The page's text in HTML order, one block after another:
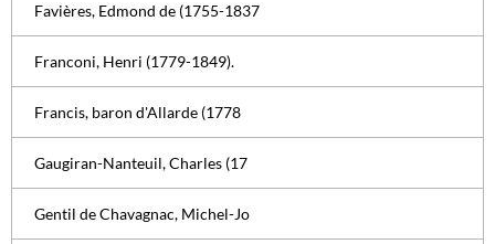
Favières, Edmond de (1755-1837
Franconi, Henri (1779-1849).
Francis, baron d'Allarde (1778
Gaugiran-Nanteuil, Charles (17
Gentil de Chavagnac, Michel-Jo